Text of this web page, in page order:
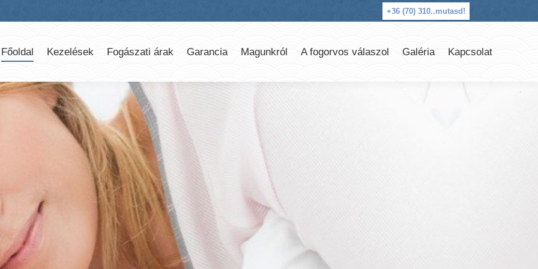
+36 (70) 310..mutasd!
Főoldal Kezelések Fogászati árak Garancia Magunkról A fogorvos válaszol Galéria Kapcsolat